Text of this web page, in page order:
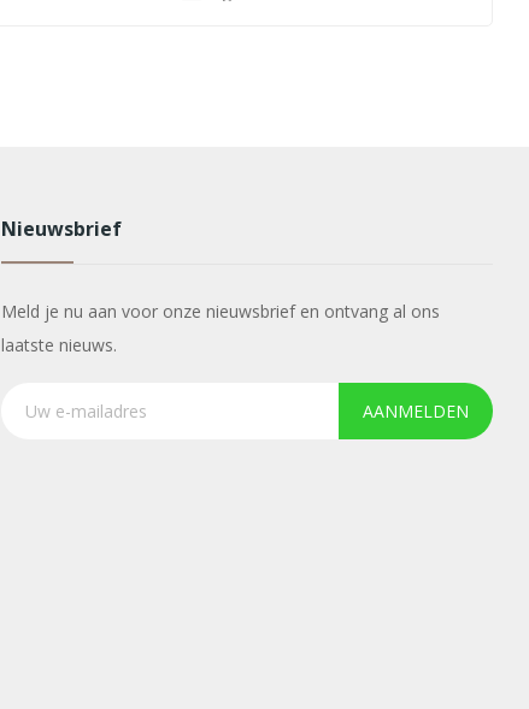
Nieuwsbrief
Meld je nu aan voor onze nieuwsbrief en ontvang al ons
laatste nieuws.
AANMELDEN